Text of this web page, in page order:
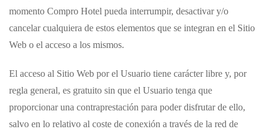
momento Compro Hotel pueda interrumpir, desactivar y/o
cancelar cualquiera de estos elementos que se integran en el Sitio
Web o el acceso a los mismos.
El acceso al Sitio Web por el Usuario tiene carácter libre y, por
regla general, es gratuito sin que el Usuario tenga que
proporcionar una contraprestación para poder disfrutar de ello,
salvo en lo relativo al coste de conexión a través de la red de